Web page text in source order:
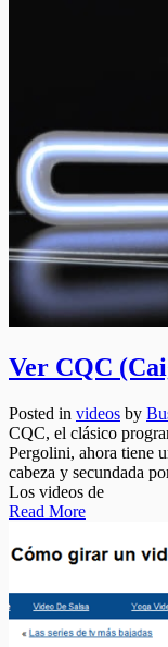
Ver CQC
Posted in videos by
CQC, el clásico
Pergolini, ahora tiene
cabeza y secundada
Los videos de
Read More